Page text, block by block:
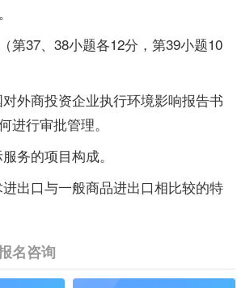
第37、38小题各12分，第39小题10
商投资企业执行环境影响报告书
进行审批管理。
的项目构成。
口与一般商品进出口相比较的特
名咨询